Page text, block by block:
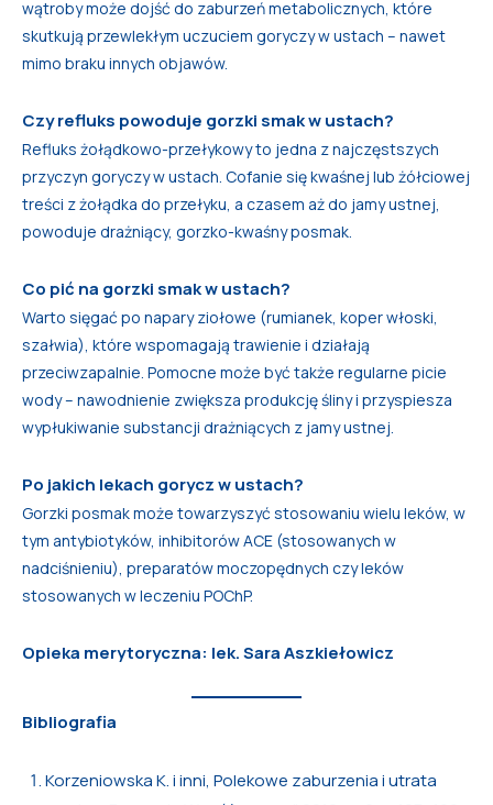
wątroby może dojść do zaburzeń metabolicznych, które
skutkują przewlekłym uczuciem goryczy w ustach – nawet
mimo braku innych objawów.
Czy refluks powoduje gorzki smak w ustach?
Refluks żołądkowo-przełykowy to jedna z najczęstszych
przyczyn goryczy w ustach. Cofanie się kwaśnej lub żółciowej
treści z żołądka do przełyku, a czasem aż do jamy ustnej,
powoduje drażniący, gorzko-kwaśny posmak.
Co pić na gorzki smak w ustach?
Warto sięgać po napary ziołowe (rumianek, koper włoski,
szałwia), które wspomagają trawienie i działają
przeciwzapalnie. Pomocne może być także regularne picie
wody – nawodnienie zwiększa produkcję śliny i przyspiesza
wypłukiwanie substancji drażniących z jamy ustnej.
Po jakich lekach gorycz w ustach?
Gorzki posmak może towarzyszyć stosowaniu wielu leków, w
tym antybiotyków, inhibitorów ACE (stosowanych w
nadciśnieniu), preparatów moczopędnych czy leków
stosowanych w leczeniu POChP.
Opieka merytoryczna: lek. Sara Aszkiełowicz
Bibliografia
Korzeniowska K. i inni, Polekowe zaburzenia i utrata